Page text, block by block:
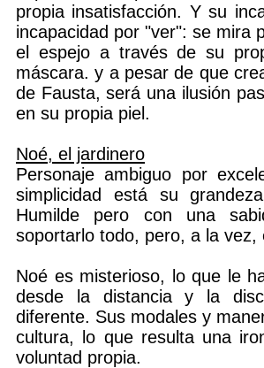
propia insatisfacción. Y su
incapacidad por "ver": se mira
el espejo a través de su
máscara. y a pesar de que
de Fausta, será una ilusión
en su propia piel.
Noé, el jardinero
Personaje ambiguo por
simplicidad está su
Humilde pero con una
soportarlo todo, pero, a la vez,
Noé es misterioso, lo que le
desde la distancia y la
diferente. Sus modales y
cultura, lo que resulta una
voluntad propia.